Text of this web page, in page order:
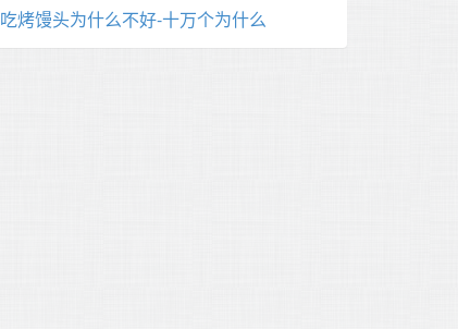
吃烤馒头为什么不好-十万个为什么